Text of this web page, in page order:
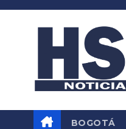
Saltar
BOGOTÁ